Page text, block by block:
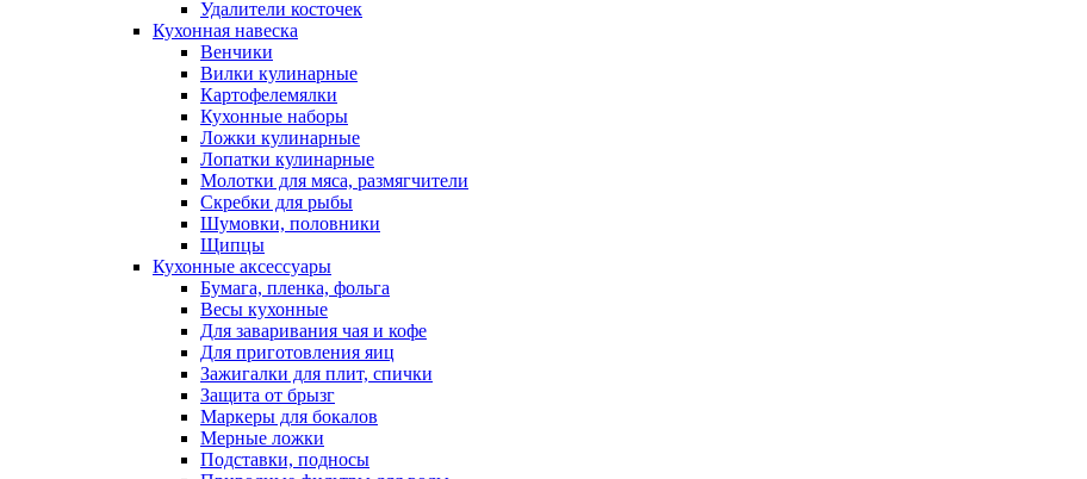
Удалители косточек
Кухонная навеска
Венчики
Вилки кулинарные
Картофелемялки
Кухонные наборы
Ложки кулинарные
Лопатки кулинарные
Молотки для мяса, размягчители
Скребки для рыбы
Шумовки, половники
Щипцы
Кухонные аксессуары
Бумага, пленка, фольга
Весы кухонные
Для заваривания чая и кофе
Для приготовления яиц
Зажигалки для плит, спички
Защита от брызг
Маркеры для бокалов
Мерные ложки
Подставки, подносы